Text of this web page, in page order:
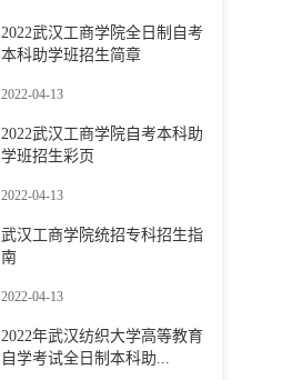
2022武汉工商学院全日制自考
本科助学班招生简章
2022-04-13
2022武汉工商学院自考本科助
学班招生彩页
2022-04-13
武汉工商学院统招专科招生指
南
2022-04-13
2022年武汉纺织大学高等教育
自学考试全日制本科助...